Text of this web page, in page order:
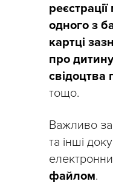
одного з
картці
про
тощо.
Важливо
та інші
файлом.